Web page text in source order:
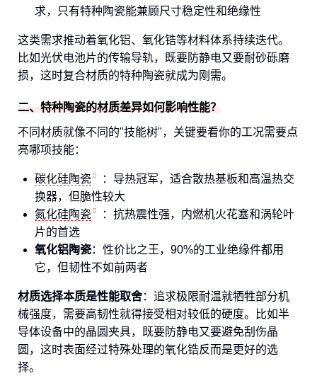
求，只有特种陶瓷能兼顾尺寸稳定性和绝缘性
这类需求推动着氧化铝、氧化锆等材料体系持续迭代。
比如光伏电池片的传输导轨，既要防静电又要耐砂砾磨
损，这时复合材质的特种陶瓷就成为刚需。
二、特种陶瓷的材质差异如何影响性能？
不同材质就像不同的"技能树"，关键要看你的工况需要点
亮哪项技能：
碳化硅陶瓷
：导热冠军，适合散热基板和高温热交
换器，但脆性较大
氮化硅陶瓷
：抗热震性强，内燃机火花塞和涡轮叶
片的首选
氧化铝陶瓷：性价比之王，90%的工业绝缘件都用
它，但韧性不如前两者
材质选择本质是性能取舍：追求极限耐温就牺牲部分机
械强度，需要高韧性就得接受相对较低的硬度。比如半
导体设备中的晶圆夹具，既要防静电又要避免刮伤晶
圆，这时表面经过特殊处理的氧化锆反而是更好的选
择。